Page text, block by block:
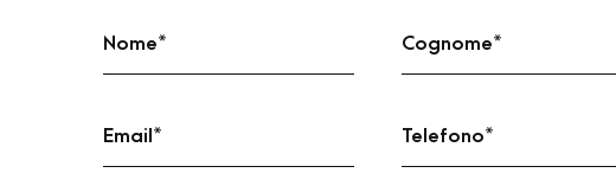
Nome* Cognome*
Email * Telefono*